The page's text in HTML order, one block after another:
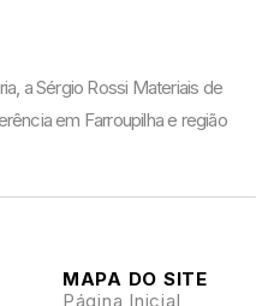
a Sérgio Rossi Materiais de
em Farroupilha e região
MAPA DO SITE
Página Inicial